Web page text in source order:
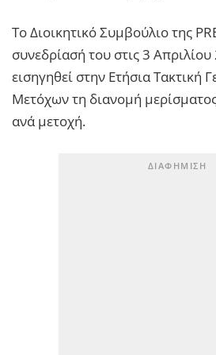
Tο Διοικητικό Συμβούλιο της
συνεδρίασή του στις 3
εισηγηθεί στην Ετήσια Τακτική
Μετόχων τη διανομή
ανά μετοχή.